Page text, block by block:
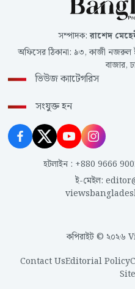
সম্পাদক:রাশেদ
অফিসের ঠিকানা: ৯৩, কাজী নজরুল
বাজার,
ভিউজ ক্যাটেগরিস
সংযুক্ত হন
হটলাইন : +880 9666
ই-মেইল:
কপিরাইট © ২০২৬
Contact UsEditorial Policy